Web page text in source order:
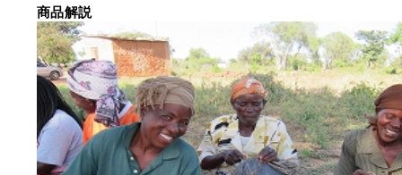
商品解説